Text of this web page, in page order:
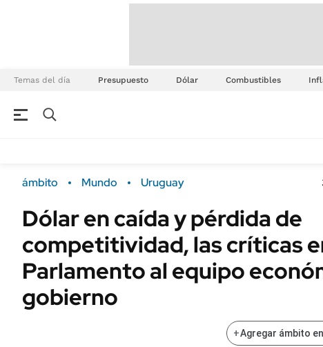
Temas del día Presupuesto Dólar Combustibles
ámbito Mundo Uruguay
Dólar en caída y pérdida de
competitividad, las críticas
Parlamento al equipo
gobierno
+Agregar ámbito en